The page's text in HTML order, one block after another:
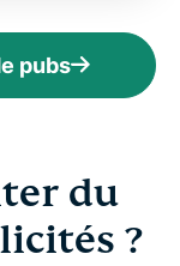
pubs
du
?